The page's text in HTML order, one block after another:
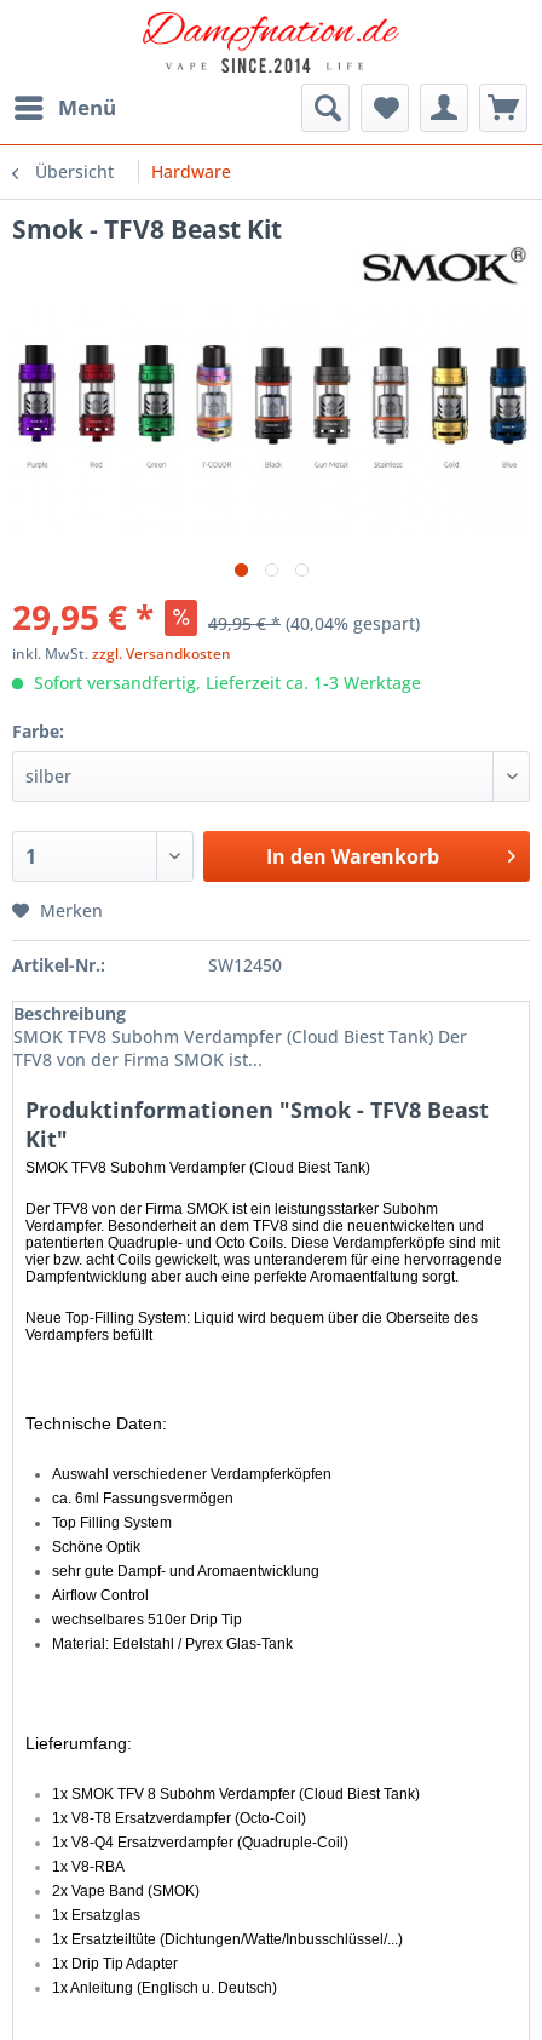
Menü
Übersicht Hardware
Smok - TFV8 Beast Kit
29,95 € * 49,95 € * (40,04% gespart)
inkl. MwSt.zzgl. Versandkosten
Sofort versandfertig, Lieferzeit ca. 1-3 Werktage
Farbe:
In den Warenkorb
Merken
Artikel-Nr.: SW12450
Beschreibung
SMOK TFV8 Subohm Verdampfer (Cloud Biest Tank) Der
TFV8 von der Firma SMOK ist...
Produktinformationen "Smok - TFV8 Beast
Kit"
SMOK TFV8 Subohm Verdampfer (Cloud Biest Tank)
Der TFV8 von der Firma SMOK ist ein leistungsstarker Subohm
Verdampfer. Besonderheit an dem TFV8 sind die neuentwickelten und
patentierten Quadruple- und Octo Coils. Diese Verdampferköpfe sind mit
vier bzw. acht Coils gewickelt, was unteranderem für eine hervorragende
Dampfentwicklung aber auch eine perfekte Aromaentfaltung sorgt.
Neue Top-Filling System: Liquid wird bequem über die Oberseite des
Verdampfers befüllt
Technische Daten:
Auswahl verschiedener Verdampferköpfen
ca. 6ml Fassungsvermögen
Top Filling System
Schöne Optik
sehr gute Dampf- und Aromaentwicklung
Airflow Control
wechselbares 510er Drip Tip
Material: Edelstahl / Pyrex Glas-Tank
Lieferumfang:
1x SMOK TFV 8 Subohm Verdampfer (Cloud Biest Tank)
1x V8-T8 Ersatzverdampfer (Octo-Coil)
1x V8-Q4 Ersatzverdampfer (Quadruple-Coil)
1x V8-RBA
2x Vape Band (SMOK)
1x Ersatzglas
1x Ersatzteiltüte (Dichtungen/Watte/Inbusschlüssel/...)
1x Drip Tip Adapter
1x Anleitung (Englisch u. Deutsch)